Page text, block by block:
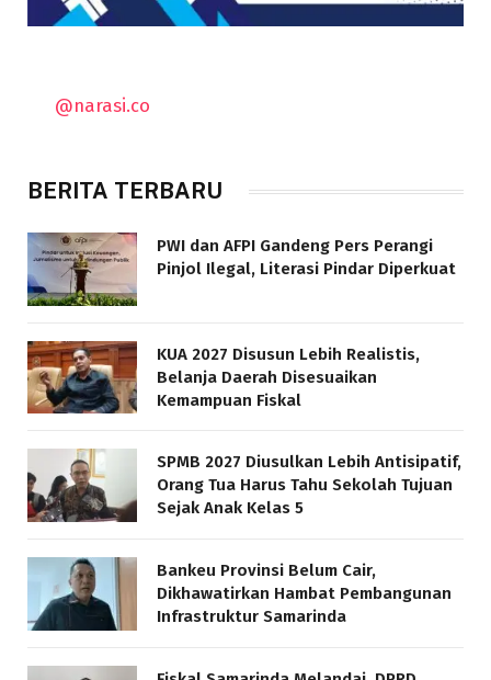
@narasi.co
BERITA TERBARU
PWI dan AFPI Gandeng Pers Perangi
Pinjol Ilegal, Literasi Pindar Diperkuat
KUA 2027 Disusun Lebih Realistis,
Belanja Daerah Disesuaikan
Kemampuan Fiskal
SPMB 2027 Diusulkan Lebih Antisipatif,
Orang Tua Harus Tahu Sekolah Tujuan
Sejak Anak Kelas 5
Bankeu Provinsi Belum Cair,
Dikhawatirkan Hambat Pembangunan
Infrastruktur Samarinda